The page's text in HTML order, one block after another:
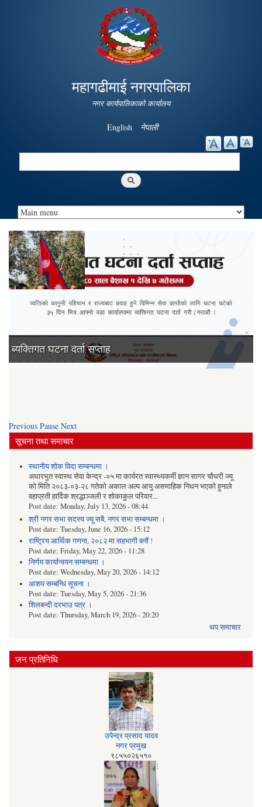
Skip to
main
content
महागढीमाई नगरपालिका
नगर कार्यपालिकाको कार्यालय
English नेपाली
Search
Previous Pause Next
सूचना तथा समाचार
स्थानीय शोक विदा सम्बन्धमा ।
अधारभुत स्वास्थ सेवा केन्द्र -०५ मा कार्यरत स्वास्थ्यकर्मी ज्ञान सागर चौधरी ज्यू
को मिति २०८३-०३-२८ गतेको अकाल अल्प आयु असमाहिक निधन भएको हुनाले
वहाप्रती हार्दिक श्रद्धाञ्जली र शोकाकुल परिवार...
Post date: Monday, July 13, 2026 - 08:44
श्री नगर सभा सदस्य ज्यू सबै, नगर सभा सम्बन्धमा ।
Post date: Tuesday, June 16, 2026 - 15:12
राष्ट्रिय आर्थिक गणना, २०८२ मा सहभागी बनौं !
Post date: Friday, May 22, 2026 - 11:28
निर्णय कार्यान्वयन सम्बन्धमा ।
Post date: Wednesday, May 20, 2026 - 14:12
आशय सम्बन्धि सूचना ।
Post date: Tuesday, May 5, 2026 - 21:36
शिलबन्दी दरभाउ पत्र ।
Post date: Thursday, March 19, 2026 - 20:20
थप समाचार
जन प्रतिनिधि
उपेन्द्र प्रसाद यादव​
नगर प्रमुख
‭९८५५०२६५१०